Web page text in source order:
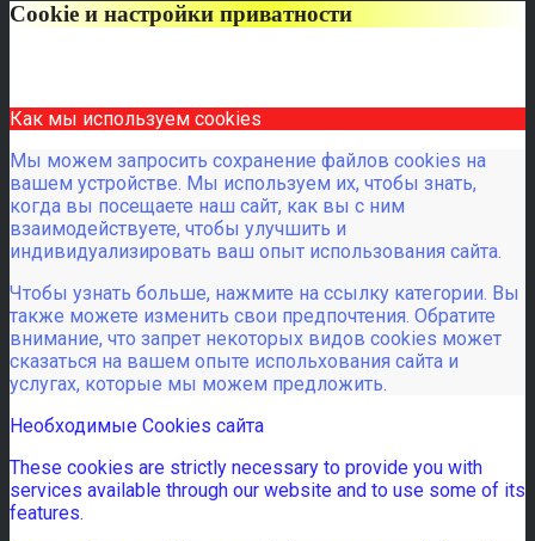
Cookie и настройки приватности
Как мы используем cookies
Мы можем запросить сохранение файлов cookies на
вашем устройстве. Мы используем их, чтобы знать,
когда вы посещаете наш сайт, как вы с ним
взаимодействуете, чтобы улучшить и
индивидуализировать ваш опыт использования сайта.
Чтобы узнать больше, нажмите на ссылку категории. Вы
также можете изменить свои предпочтения. Обратите
внимание, что запрет некоторых видов cookies может
сказаться на вашем опыте испольхования сайта и
услугах, которые мы можем предложить.
Необходимые Cookies сайта
These cookies are strictly necessary to provide you with
services available through our website and to use some of its
features.